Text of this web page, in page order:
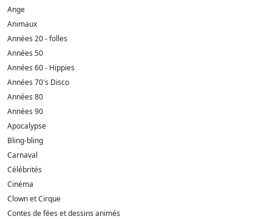
Ange
Animaux
Années 20 - folles
Années 50
Années 60 - Hippies
Années 70's Disco
Années 80
Années 90
Apocalypse
Bling-bling
Carnaval
Célébrités
Cinéma
Clown et Cirque
Contes de fées et dessins animés